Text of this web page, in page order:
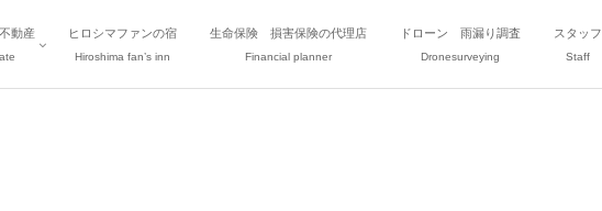
動産 ヒロシマファンの宿
Hiroshima fan’s inn
生命保険 損害保険の代理店
Financial planner
ドローン 雨漏り調査
Dronesurveying
スタッフ
Staff